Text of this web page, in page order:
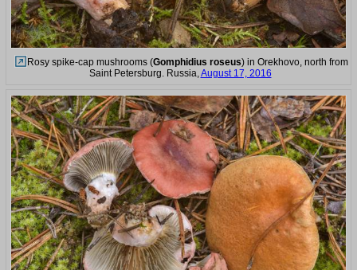
Rosy spike-cap mushrooms (Gomphidius roseus) in Orekhovo, north from
Saint Petersburg. Russia,August 17, 2016